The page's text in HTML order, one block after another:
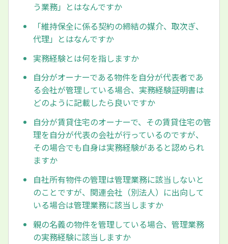
う業務」とはなんですか
「維持保全に係る契約の締結の媒介、取次ぎ、
代理」とはなんですか
実務経験とは何を指しますか
自分がオーナーである物件を自分が代表者であ
る会社が管理している場合、実務経験証明書は
どのように記載したら良いですか
自分が賃貸住宅のオーナーで、その賃貸住宅の管
理を自分が代表の会社が行っているのですが、
その場合でも自身は実務経験があると認められ
ますか
自社所有物件の管理は管理業務に該当しないと
のことですが、関連会社（別法人）に出向して
いる場合は管理業務に該当しますか
親の名義の物件を管理している場合、管理業務
の実務経験に該当しますか